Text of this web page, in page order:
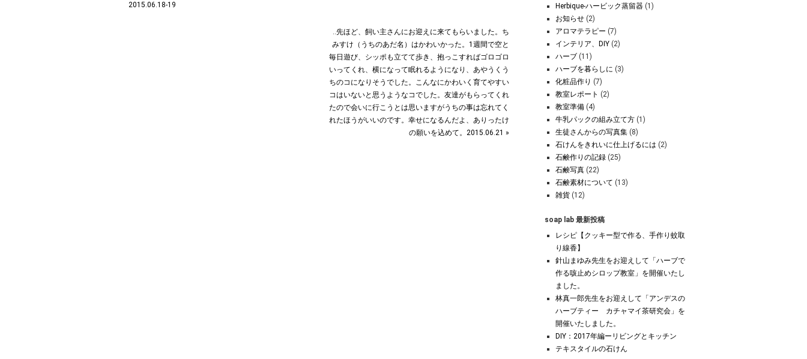
2015.06.18-19
‥先ほど、飼い主さんにお迎えに来てもらいました。ち
みすけ（うちのあだ名）はかわいかった。1週間で空と
毎日遊び、シッポも立てて歩き、抱っこすればゴロゴロ
いってくれ、横になって眠れるようになり、あやうくう
ちのコになりそうでした。こんなにかわいく育てやすい
コはいないと思うようなコでした。友達がもらってくれ
たので会いに行こうとは思いますがうちの事は忘れてく
れたほうがいいのです。幸せになるんだよ、ありったけ
の願いを込めて。2015.06.21 »
Herbique-ハービック蒸留器 (1)
お知らせ (2)
アロマテラピー (7)
インテリア、DIY (2)
ハーブ (11)
ハーブを暮らしに (3)
化粧品作り (7)
教室レポート (2)
教室準備 (4)
牛乳パックの組み立て方 (1)
生徒さんからの写真集 (8)
石けんをきれいに仕上げるには (2)
石鹸作りの記録 (25)
石鹸写真 (22)
石鹸素材について (13)
雑貨 (12)
soap lab 最新投稿
レシピ【クッキー型で作る、手作り蚊取
り線香】
針山まゆみ先生をお迎えして「ハーブで
作る咳止めシロップ教室」を開催いたし
ました。
林真一郎先生をお迎えして「アンデスの
ハーブティー カチャマイ茶研究会」を
開催いたしました。
DIY：2017年編ーリビングとキッチン
テキスタイルの石けん